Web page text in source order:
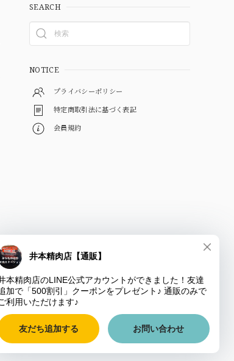
SEARCH
NOTICE
プライバシーポリシー
特定商取引法に基づく表記
会員規約